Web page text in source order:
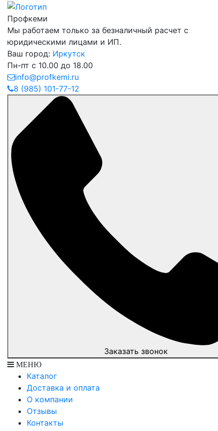
Профкеми
Мы работаем только за безналичный расчет с
юридическими лицами и ИП.
Ваш город: Иркутск
Пн-пт с 10.00 до 18.00
info@profkemi.ru
8 (985) 101-77-12
Заказать звонок
МЕНЮ
Каталог
Доставка и оплата
О компании
Отзывы
Контакты